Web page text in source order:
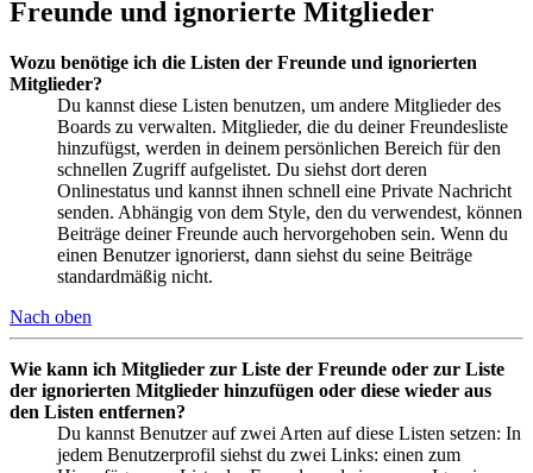
Freunde und ignorierte Mitglieder
Wozu benötige ich die Listen der Freunde und ignorierten
Mitglieder?
Du kannst diese Listen benutzen, um andere Mitglieder des
Boards zu verwalten. Mitglieder, die du deiner Freundesliste
hinzufügst, werden in deinem persönlichen Bereich für den
schnellen Zugriff aufgelistet. Du siehst dort deren
Onlinestatus und kannst ihnen schnell eine Private Nachricht
senden. Abhängig von dem Style, den du verwendest, können
Beiträge deiner Freunde auch hervorgehoben sein. Wenn du
einen Benutzer ignorierst, dann siehst du seine Beiträge
standardmäßig nicht.
Nach oben
Wie kann ich Mitglieder zur Liste der Freunde oder zur Liste
der ignorierten Mitglieder hinzufügen oder diese wieder aus
den Listen entfernen?
Du kannst Benutzer auf zwei Arten auf diese Listen setzen: In
jedem Benutzerprofil siehst du zwei Links: einen zum